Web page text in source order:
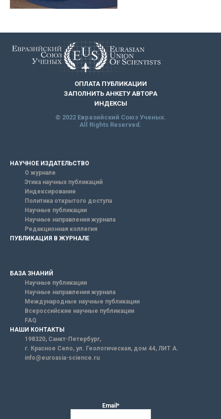
ОПЛАТА ПУБЛИКАЦИИ
ЗАПОЛНИТЬ АНКЕТУ АВТОРА
ИНДЕКСЫ
© 2022 Евразийский Союз Ученых.
All Rights Reserved.
НАУЧНОЕ ИЗДАТЕЛЬСТВО
О журнале
Этика научных публикаций
Индексирование
Политика открытого доступа
Научные публикации
Научные направления журнала
Редакционная коллегия
ПУБЛИКАЦИЯ В ЖУРНАЛЕ
БАЗА ЗНАНИЙ
Научные публикации
Научные направления журнала
Международные научные публикации
Всероссийские научные публикации
FAQ
НАШИ КОНТАКТЫ
198320, Санкт-Петербург,
г. Красное Село, ул. Геологическая, дом 44, ЛИТ А.
info@euroasia-science.ru
Email*